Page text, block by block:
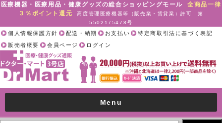
医療機器・医療用品・健康グッズの総合ショッピングモール全商品一律
３％ポイント還元
高度管理医療機器等（販売業・賃貸業）許可 第
5502175478号
個人情報保護方針 配送・納期 お支払い
特定商取引法に基づく表記
販売者概要
会員ページ ログイン
Menu